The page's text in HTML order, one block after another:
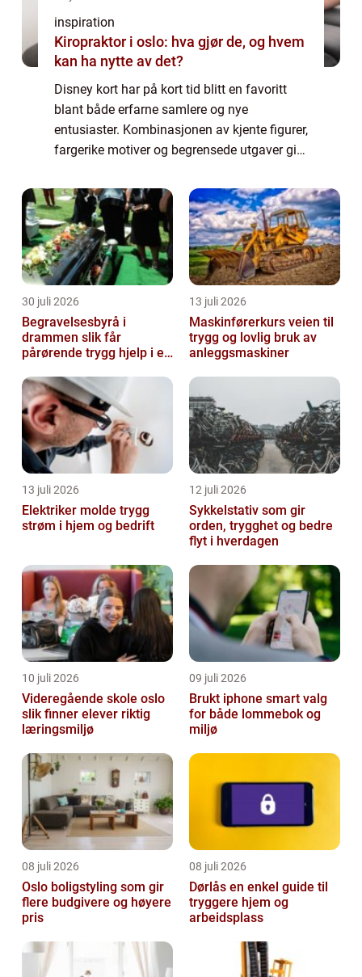
inspiration
Kiropraktor i oslo: hva gjør de, og hvem
kan ha nytte av det?
Disney kort har på kort tid blitt en favoritt
blant både erfarne samlere og nye
entusiaster. Kombinasjonen av kjente figurer,
fargerike motiver og begrensede utgaver gir
lidenskapelige samlere på tvers av
generasj...
30 juli 2026
Begravelsesbyrå i
drammen slik får
pårørende trygg hjelp i en
13 juli 2026
Maskinførerkurs veien til
trygg og lovlig bruk av
anleggsmaskiner
13 juli 2026
Elektriker molde trygg
strøm i hjem og bedrift
12 juli 2026
Sykkelstativ som gir
orden, trygghet og bedre
flyt i hverdagen
10 juli 2026
Videregående skole oslo
slik finner elever riktig
læringsmiljø
09 juli 2026
Brukt iphone smart valg
for både lommebok og
miljø
08 juli 2026
Oslo boligstyling som gir
flere budgivere og høyere
pris
08 juli 2026
Dørlås en enkel guide til
tryggere hjem og
arbeidsplass